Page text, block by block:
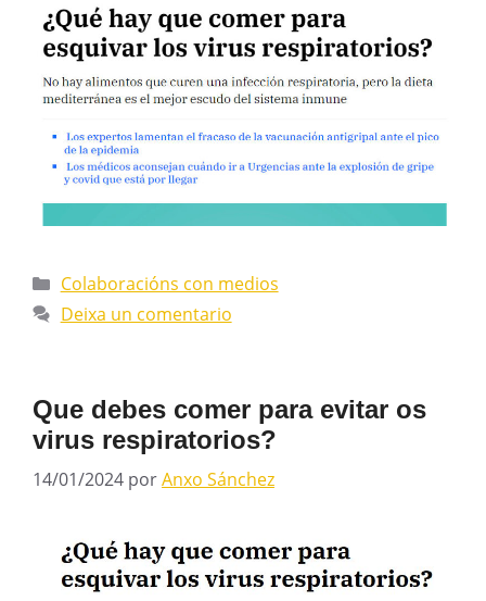
Colaboracións con medios
Deixa un comentario
Que debes comer para evitar os
virus respiratorios?
14/01/2024 porAnxo Sánchez